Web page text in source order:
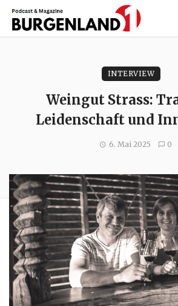
INTERVIEW
Weingut Strass:
Leidenschaft und
6. Mai 2025 0